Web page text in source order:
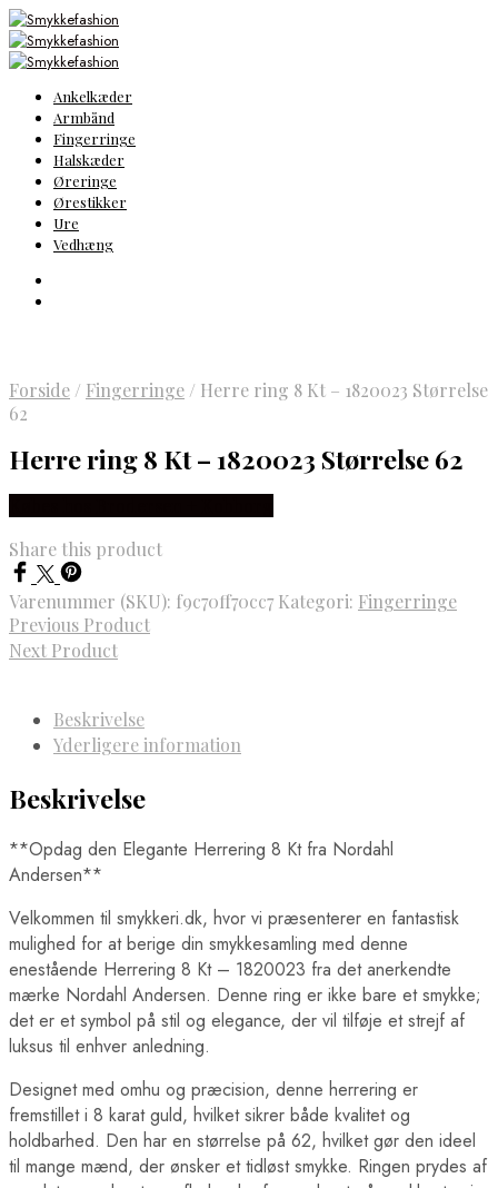
Ankelkæder
Armbånd
Fingerringe
Halskæder
Øreringe
Ørestikker
Ure
Vedhæng
Forside / Fingerringe / Herre ring 8 Kt – 1820023 Størrelse
62
Herre ring 8 Kt – 1820023 Størrelse 62
Share this product
Varenummer (SKU): f9c70ff70cc7 Kategori: Fingerringe
Previous Product
Next Product
Beskrivelse
Yderligere information
Beskrivelse
**Opdag den Elegante Herrering 8 Kt fra Nordahl
Andersen**
Velkommen til smykkeri.dk, hvor vi præsenterer en fantastisk
mulighed for at berige din smykkesamling med denne
enestående Herrering 8 Kt – 1820023 fra det anerkendte
mærke Nordahl Andersen. Denne ring er ikke bare et smykke;
det er et symbol på stil og elegance, der vil tilføje et strejf af
luksus til enhver anledning.
Designet med omhu og præcision, denne herrering er
fremstillet i 8 karat guld, hvilket sikrer både kvalitet og
holdbarhed. Den har en størrelse på 62, hvilket gør den ideel
til mange mænd, der ønsker et tidløst smykke. Ringen prydes af